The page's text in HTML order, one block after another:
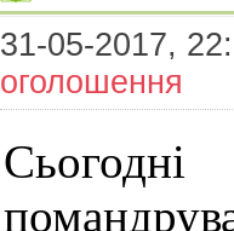
31-05-2017,
оголошення